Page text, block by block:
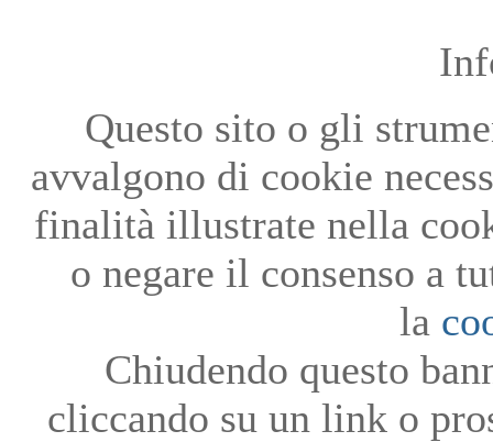
Questo sito o gli
avvalgono di cookie
finalità illustrate nella
o negare il consenso a
la
Chiudendo questo
cliccando su un link o